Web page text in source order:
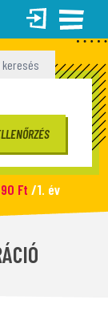
Ft /1. év
1 090 Ft/1. év